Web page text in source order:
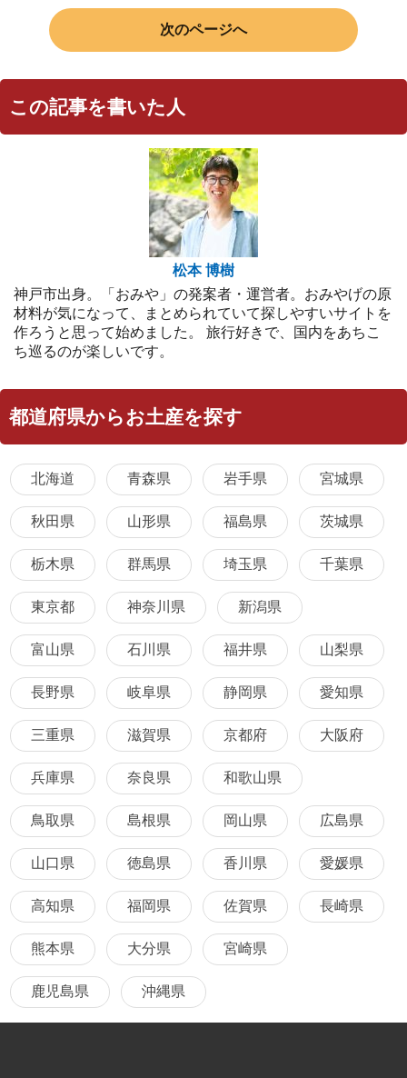
次のページへ
この記事を書いた人
松本 博樹
神戸市出身。「おみや」の発案者・運営者。おみやげの原
材料が気になって、まとめられていて探しやすいサイトを
作ろうと思って始めました。 旅行好きで、国内をあちこ
ち巡るのが楽しいです。
都道府県からお土産を探す
北海道 青森県 岩手県 宮城県
秋田県 山形県 福島県 茨城県
栃木県 群馬県 埼玉県 千葉県
東京都 神奈川県 新潟県
富山県 石川県 福井県 山梨県
長野県 岐阜県 静岡県 愛知県
三重県 滋賀県 京都府 大阪府
兵庫県 奈良県 和歌山県
鳥取県 島根県 岡山県 広島県
山口県 徳島県 香川県 愛媛県
高知県 福岡県 佐賀県 長崎県
熊本県 大分県 宮崎県
鹿児島県 沖縄県